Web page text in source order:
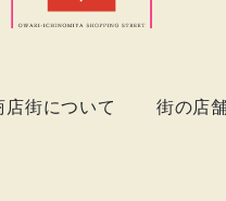
街について 街の店